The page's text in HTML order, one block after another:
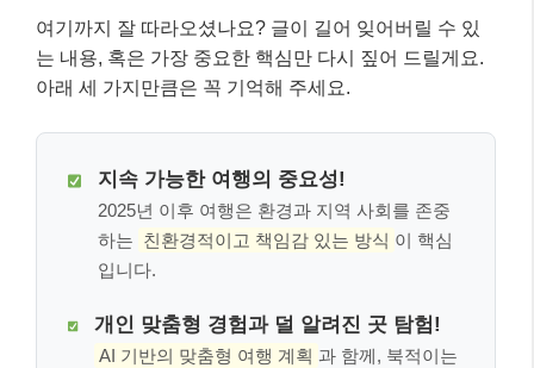
여기까지 잘 따라오셨나요? 글이 길어 잊어버릴 수 있
는 내용, 혹은 가장 중요한 핵심만 다시 짚어 드릴게요.
아래 세 가지만큼은 꼭 기억해 주세요.
지속 가능한 여행의 중요성!
2025년 이후 여행은 환경과 지역 사회를 존중
하는 친환경적이고 책임감 있는 방식 이 핵심
입니다.
개인 맞춤형 경험과 덜 알려진 곳 탐험!
AI 기반의 맞춤형 여행 계획 과 함께, 북적이는